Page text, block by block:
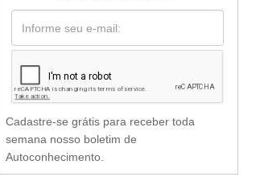
Cadastre-se grátis para receber toda
semana nosso boletim de
Autoconhecimento.